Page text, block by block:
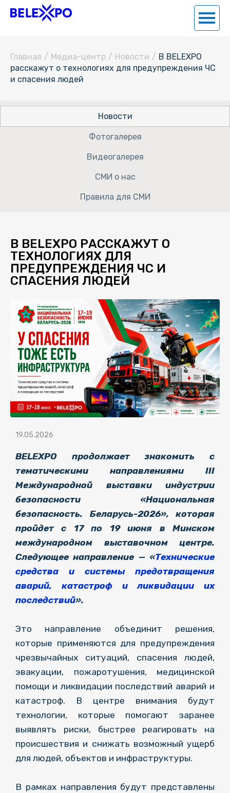
Главная / Медиа-центр / Новости / В BELEXPO
расскажут о технологиях для предупреждения ЧС
и спасения людей
Новости
Фотогалерея
Видеогалерея
СМИ о нас
Правила для СМИ
В BELEXPO РАССКАЖУТ О
ТЕХНОЛОГИЯХ ДЛЯ
ПРЕДУПРЕЖДЕНИЯ ЧС И
СПАСЕНИЯ ЛЮДЕЙ
19.05.2026
BELEXPO продолжает знакомить с
тематическими направлениями III
Международной выставки индустрии
безопасности «Национальная
безопасность. Беларусь-2026», которая
пройдет с 17 по 19 июня в Минском
международном выставочном центре.
Следующее направление — «Технические
средства и системы предотвращения
аварий, катастроф и ликвидации их
последствий».
Это направление объединит решения,
которые применяются для предупреждения
чрезвычайных ситуаций, спасения людей,
эвакуации, пожаротушения, медицинской
помощи и ликвидации последствий аварий и
катастроф. В центре внимания будут
технологии, которые помогают заранее
выявлять риски, быстрее реагировать на
происшествия и снижать возможный ущерб
для людей, объектов и инфраструктуры.
В рамках направления будут представлены